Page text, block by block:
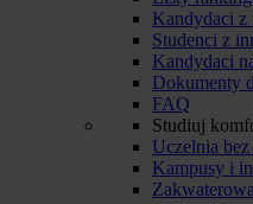
Kandydaci z
Studenci z
Kandydaci
Dokumenty
FAQ
Studiuj
Uczelnia
Kampusy i